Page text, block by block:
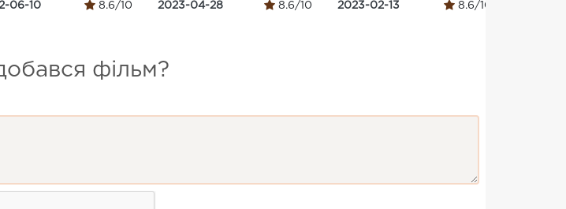
06-10 8.6/10 2023-04-28 8.6/10 2023-02-13 8.6/10
фільм?